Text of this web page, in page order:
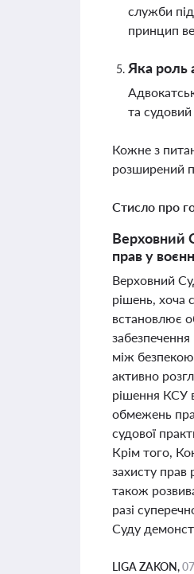
служби
принцип
Яка роль
та судовий
Кожне з
розширений
Стисло про
Верховний
прав у
Верховний
рішень, хоча
встановлює
між
активно
рішення КСУ
обмежень
судової
Крім того,
захисту прав
також
разі
Суду
LIGA ZAKON,